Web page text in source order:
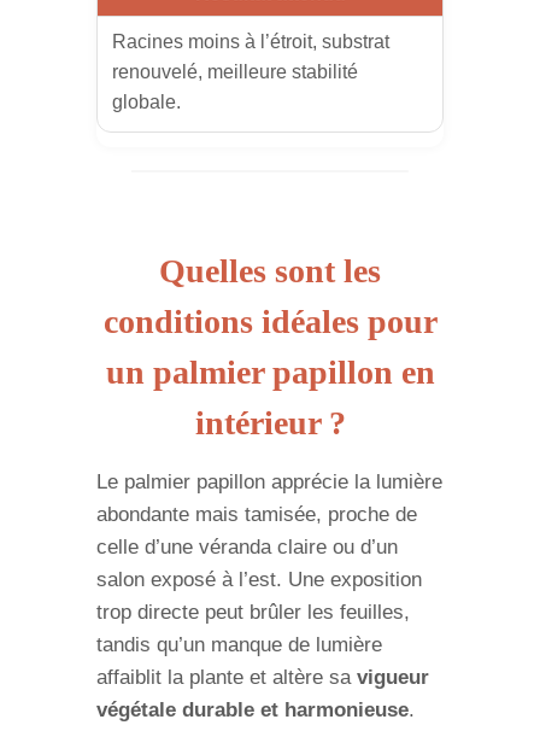
Racines moins à l’étroit, substrat
renouvelé, meilleure stabilité
globale.
Quelles sont les
conditions idéales pour
un palmier papillon en
intérieur ?
Le palmier papillon apprécie la lumière
abondante mais tamisée, proche de
celle d’une véranda claire ou d’un
salon exposé à l’est. Une exposition
trop directe peut brûler les feuilles,
tandis qu’un manque de lumière
affaiblit la plante et altère sa vigueur
végétale durable et harmonieuse.